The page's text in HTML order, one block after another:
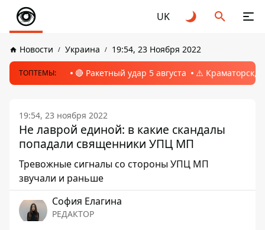
UK
Новости Украина 19:54, 23 Ноября 2022
ТОПТЕМЫ: 🔴 Ракетный удар 5 августа ⚠️ Краматорск,
19:54, 23 ноября 2022
Не лаврой единой: в какие скандалы
попадали священники УПЦ МП
Тревожные сигналы со стороны УПЦ МП
звучали и раньше
София Елагина
РЕДАКТОР